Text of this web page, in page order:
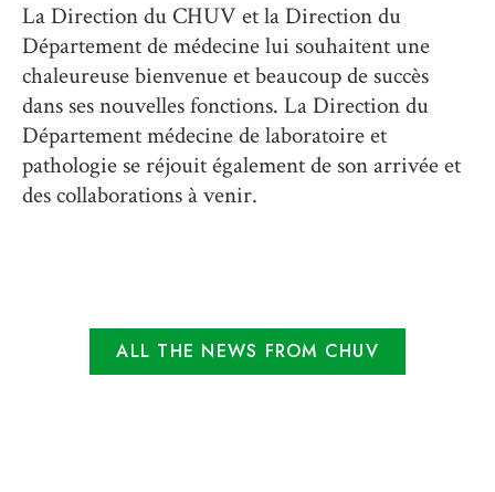
La Direction du CHUV et la Direction du
Département de médecine lui souhaitent une
chaleureuse bienvenue et beaucoup de succès
dans ses nouvelles fonctions. La Direction du
Département médecine de laboratoire et
pathologie se réjouit également de son arrivée et
des collaborations à venir.
ALL THE NEWS FROM CHUV